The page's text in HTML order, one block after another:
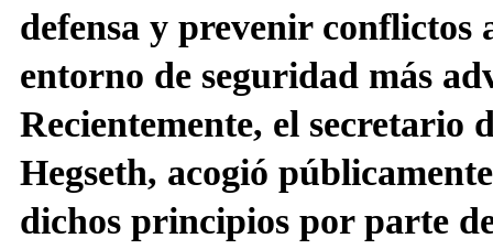
defensa y prevenir conflictos
entorno de seguridad más
Recientemente, el secretario
Hegseth, acogió
dichos principios por parte